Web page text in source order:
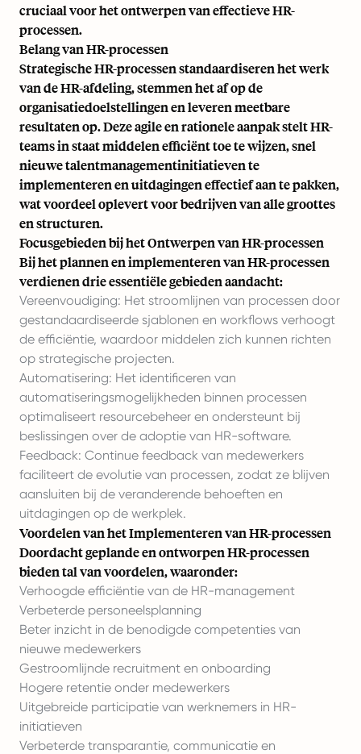
cruciaal voor het ontwerpen van effectieve HR-
processen.
Belang van HR-processen
Strategische HR-processen standaardiseren het werk
van de HR-afdeling, stemmen het af op de
organisatiedoelstellingen en leveren meetbare
resultaten op. Deze agile en rationele aanpak stelt HR-
teams in staat middelen efficiënt toe te wijzen, snel
nieuwe talentmanagementinitiatieven te
implementeren en uitdagingen effectief aan te pakken,
wat voordeel oplevert voor bedrijven van alle groottes
en structuren.
Focusgebieden bij het Ontwerpen van HR-processen
Bij het plannen en implementeren van HR-processen
verdienen drie essentiële gebieden aandacht:
Vereenvoudiging: Het stroomlijnen van processen door
gestandaardiseerde sjablonen en workflows verhoogt
de efficiëntie, waardoor middelen zich kunnen richten
op strategische projecten.
Automatisering: Het identificeren van
automatiseringsmogelijkheden binnen processen
optimaliseert resourcebeheer en ondersteunt bij
beslissingen over de adoptie van HR-software.
Feedback: Continue feedback van medewerkers
faciliteert de evolutie van processen, zodat ze blijven
aansluiten bij de veranderende behoeften en
uitdagingen op de werkplek.
Voordelen van het Implementeren van HR-processen
Doordacht geplande en ontworpen HR-processen
bieden tal van voordelen, waaronder:
Verhoogde efficiëntie van de HR-management
Verbeterde personeelsplanning
Beter inzicht in de benodigde competenties van
nieuwe medewerkers
Gestroomlijnde recruitment en onboarding
Hogere retentie onder medewerkers
Uitgebreide participatie van werknemers in HR-
initiatieven
Verbeterde transparantie, communicatie en